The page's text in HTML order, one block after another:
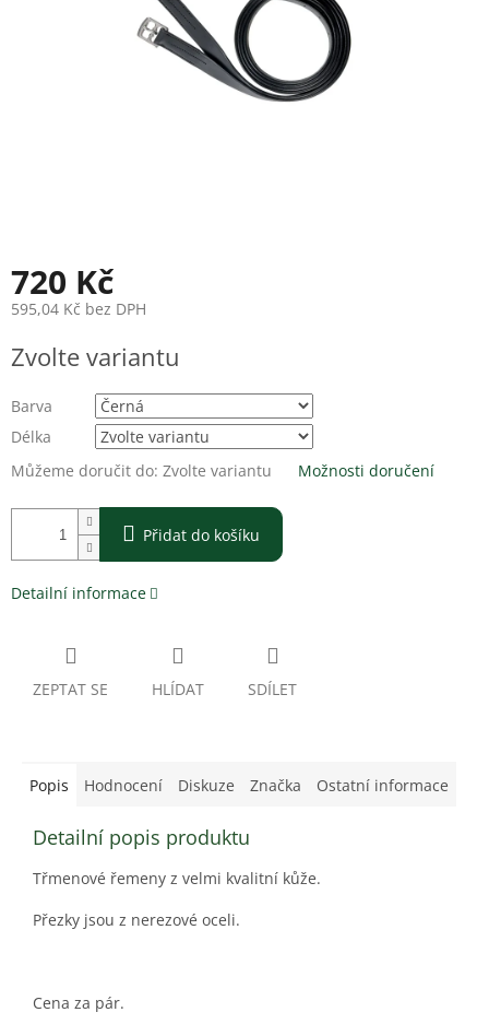
720 Kč
595,04 Kč bez DPH
cena:
Zvolte variantu
Barva
Délka
Můžeme doručit do: Zvolte variantu Možnosti doručení
Přidat do košíku
Detailní informace
ZEPTAT SE HLÍDAT SDÍLET
Popis Hodnocení Diskuze Značka Ostatní informace
Detailní popis produktu
Třmenové řemeny z velmi kvalitní kůže.
Přezky jsou z nerezové oceli.
Cena za pár.